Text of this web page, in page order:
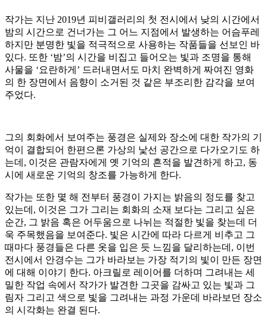
작가는 지난 2019년 피비갤러리의 첫 전시에서 낮의 시간에서
밤의 시간으로 건너가는 그 어느 지점에서 발생하는 어슴푸레
하지만 분명한 빛을 적극적으로 사용하는 작품들을 선보인 바
있다. 또한 ‘밤’의 시간을 비집고 들어오는 빛과 조명을 통해
사물을 ‘요란하게’ 드러내면서도 마치 완벽하게 짜여진 영화
의 한 장면에서 음향이 소거된 것 같은 부조리한 감각을 보여
주었다.
그의 회화에서 보여주는 풍경은 실제와 장소에 대한 작가의 기
억이 결합되어 한편으론 가상의 낯선 공간으로 다가오기도 하
는데, 이것은 관람자에게 옛 기억의 흔적을 발견하게 하고, 동
시에 새로운 기억의 창조를 가능하게 한다.
작가는 또한 몇 해 전부터 풍경이 가지는 밝음의 정도를 찾고
있는데, 이것은 그가 그리는 회화의 소재 보다는 그리고 싶은
순간, 그 밝음 혹은 어두움으로 나뉘는 적절한 빛을 찾는데 더
욱 주목했음을 보여준다. 빛은 시간에 따라 다르게 비추고 그
때마다 풍경들은 다른 옷을 입은 듯 느낌을 달리하는데, 이번
전시에서 안경수는 그가 바라보는 가장 적기의 빛이 만든 장면
에 대해 이야기 한다. 아크릴로 레이어를 더하며 그려내는 세
밀한 작업 속에서 작가가 발견한 그곳을 감싸고 있는 빛과 그
림자 그리고 색으로 빛을 그려내는 과정 가운데 바라보던 장소
의 시각화는 완결 된다.